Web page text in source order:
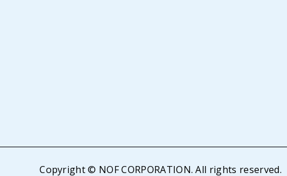
Copyright © NOF CORPORATION. All rights reserved.